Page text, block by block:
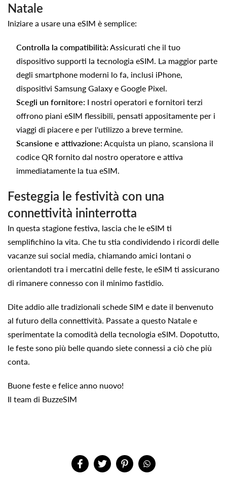
Natale
Iniziare a usare una eSIM è semplice:
Controlla la compatibilità: Assicurati che il tuo
dispositivo supporti la tecnologia eSIM. La maggior parte
degli smartphone moderni lo fa, inclusi iPhone,
dispositivi Samsung Galaxy e Google Pixel.
Scegli un fornitore: I nostri operatori e fornitori terzi
offrono piani eSIM flessibili, pensati appositamente per i
viaggi di piacere e per l'utilizzo a breve termine.
Scansione e attivazione: Acquista un piano, scansiona il
codice QR fornito dal nostro operatore e attiva
immediatamente la tua eSIM.
Festeggia le festività con una
connettività ininterrotta
In questa stagione festiva, lascia che le eSIM ti
semplifichino la vita. Che tu stia condividendo i ricordi delle
vacanze sui social media, chiamando amici lontani o
orientandoti tra i mercatini delle feste, le eSIM ti assicurano
di rimanere connesso con il minimo fastidio.
Dite addio alle tradizionali schede SIM e date il benvenuto
al futuro della connettività. Passate a questo Natale e
sperimentate la comodità della tecnologia eSIM. Dopotutto,
le feste sono più belle quando siete connessi a ciò che più
conta.
Buone feste e felice anno nuovo!
Il team di BuzzeSIM